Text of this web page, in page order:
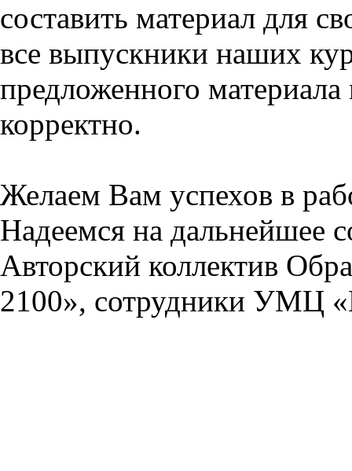
составить материал для
все выпускники наших
предложенного
корректно.
Желаем Вам успехов в
Надеемся на дальнейшее
Авторский коллектив
2100», сотрудники УМЦ